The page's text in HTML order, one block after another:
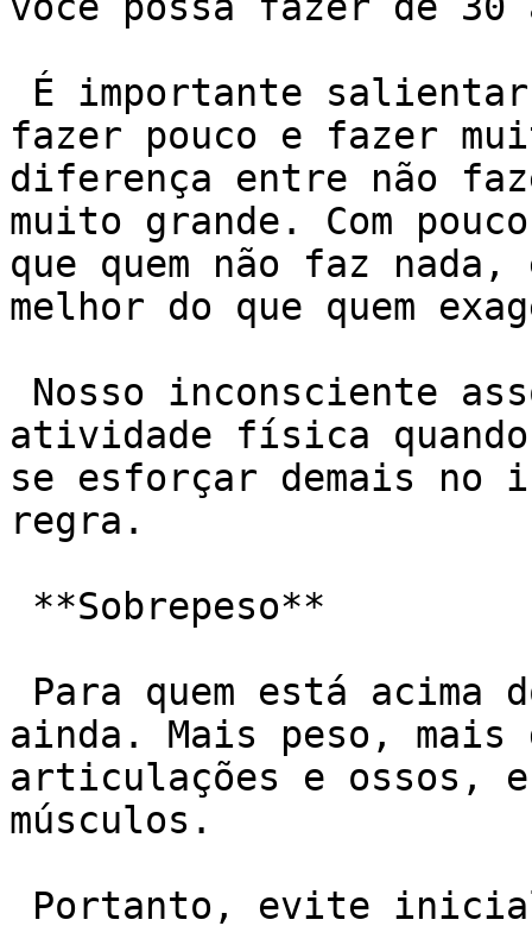
fazer pouco e fazer
diferença entre não
muito grande. Com
que quem não faz nada,
melhor do que quem
atividade física
se esforçar demais no
regra.
ainda. Mais peso, mais
articulações e ossos,
músculos.